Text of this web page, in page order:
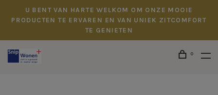
U BENT VAN HARTE WELKOM OM ONZE MOOIE
PRODUCTEN TE ERVAREN EN VAN UNIEK ZITCOMFORT
TE GENIETEN
0